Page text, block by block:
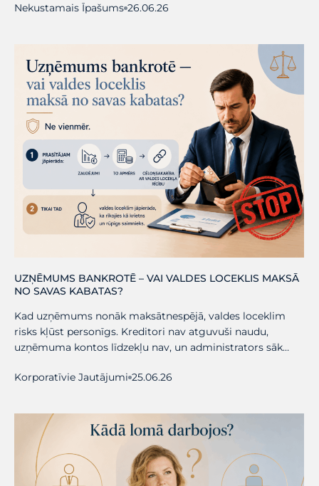
Nekustamais Īpašums 26.06.26
UZŅĒMUMS BANKROTĒ – VAI VALDES LOCEKLIS MAKSĀ
NO SAVAS KABATAS?
Kad uzņēmums nonāk maksātnespējā, valdes loceklim
risks kļūst personīgs. Kreditori nav atguvuši naudu,
uzņēmuma kontos līdzekļu nav, un administrators sāk…
Korporatīvie Jautājumi 25.06.26